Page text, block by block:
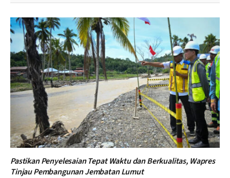
Pastikan Penyelesaian Tepat Waktu dan Berkualitas, Wapres
Tinjau Pembangunan Jembatan Lumut